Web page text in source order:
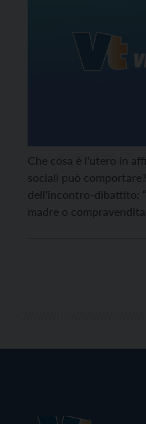
Che cosa è l'utero in
sociali può
dell'incontro-dibattito:
madre o